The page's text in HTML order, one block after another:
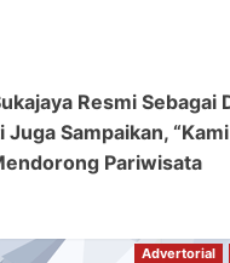
Resmi Sebagai
Sampaikan, “Kami
Pariwisata
Advertorial